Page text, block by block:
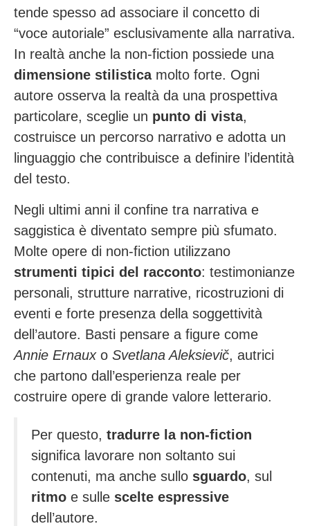
tende spesso ad associare il concetto di
“voce autoriale” esclusivamente alla narrativa.
In realtà anche la non-fiction possiede una
dimensione stilisticamolto forte. Ogni
autore osserva la realtà da una prospettiva
particolare, sceglie un punto di vista,
costruisce un percorso narrativo e adotta un
linguaggio che contribuisce a definire l’identità
del testo.
Negli ultimi anni il confine tra narrativa e
saggistica è diventato sempre più sfumato.
Molte opere di non-fiction utilizzano
strumenti tipici del racconto: testimonianze
personali, strutture narrative, ricostruzioni di
eventi e forte presenza della soggettività
dell’autore. Basti pensare a figure come
Annie Ernauxo Svetlana Aleksievič, autrici
che partono dall’esperienza reale per
costruire opere di grande valore letterario.
Per questo, tradurre la non-fiction
significa lavorare non soltanto sui
contenuti, ma anche sullo sguardo, sul
ritmo e sulle scelte espressive
dell’autore.